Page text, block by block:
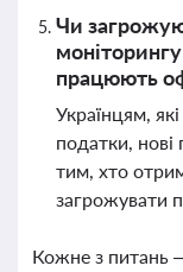
Чи
працюють
Українцям,
податки,
тим, хто
загрожувати
Кожне з питань